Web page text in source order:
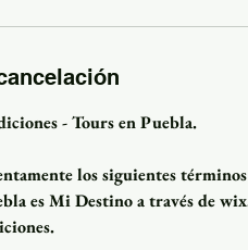
- Tours en Puebla.
los siguientes
es Mi Destino a través de